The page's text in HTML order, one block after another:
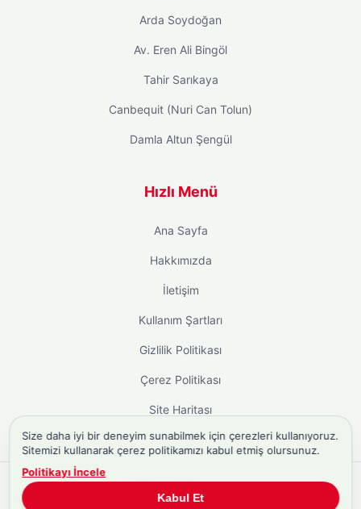
Arda Soydoğan
Av. Eren Ali Bingöl
Tahir Sarıkaya
Canbequit (Nuri Can Tolun)
Damla Altun Şengül
Hızlı Menü
Ana Sayfa
Hakkımızda
İletişim
Kullanım Şartları
Gizlilik Politikası
Çerez Politikası
Site Haritası
Biyografi.co
Size daha iyi bir deneyim sunabilmek için çerezleri kullanıyoruz.
Sitemizi kullanarak çerez politikamızı kabul etmiş olursunuz.
Politikayı İncele
Kabul Et